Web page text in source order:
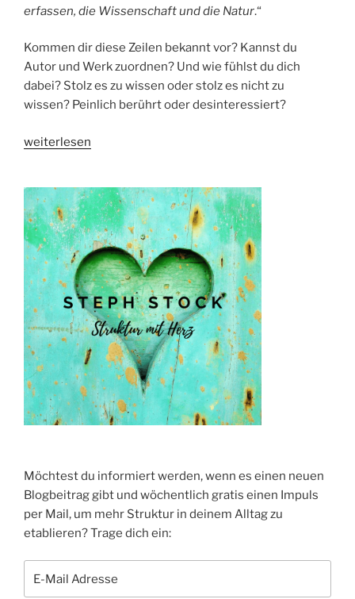
erfassen, die Wissenschaft und die Natur.“
Kommen dir diese Zeilen bekannt vor? Kannst du
Autor und Werk zuordnen? Und wie fühlst du dich
dabei? Stolz es zu wissen oder stolz es nicht zu
wissen? Peinlich berührt oder desinteressiert?
„GEBILDET:
wissen
muss“
weiterlesen
Möchtest du informiert werden, wenn es einen neuen
Blogbeitrag gibt und wöchentlich gratis einen Impuls
per Mail, um mehr Struktur in deinem Alltag zu
etablieren? Trage dich ein: